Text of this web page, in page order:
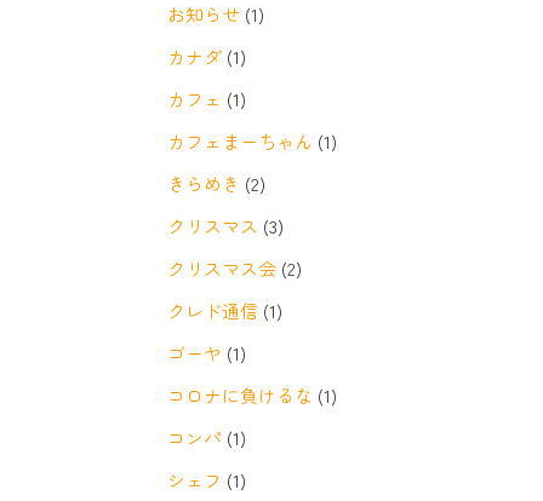
お知らせ (1)
カナダ (1)
カフェ (1)
カフェまーちゃん (1)
きらめき (2)
クリスマス (3)
クリスマス会 (2)
クレド通信 (1)
ゴーヤ (1)
コロナに負けるな (1)
コンパ (1)
シェフ (1)